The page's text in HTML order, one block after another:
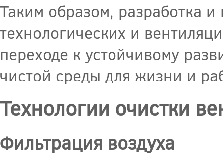
Таким образом, разработка
технологических и
переходе к устойчивому
чистой среды для жизни и
Технологии очистки
Фильтрация воздуха